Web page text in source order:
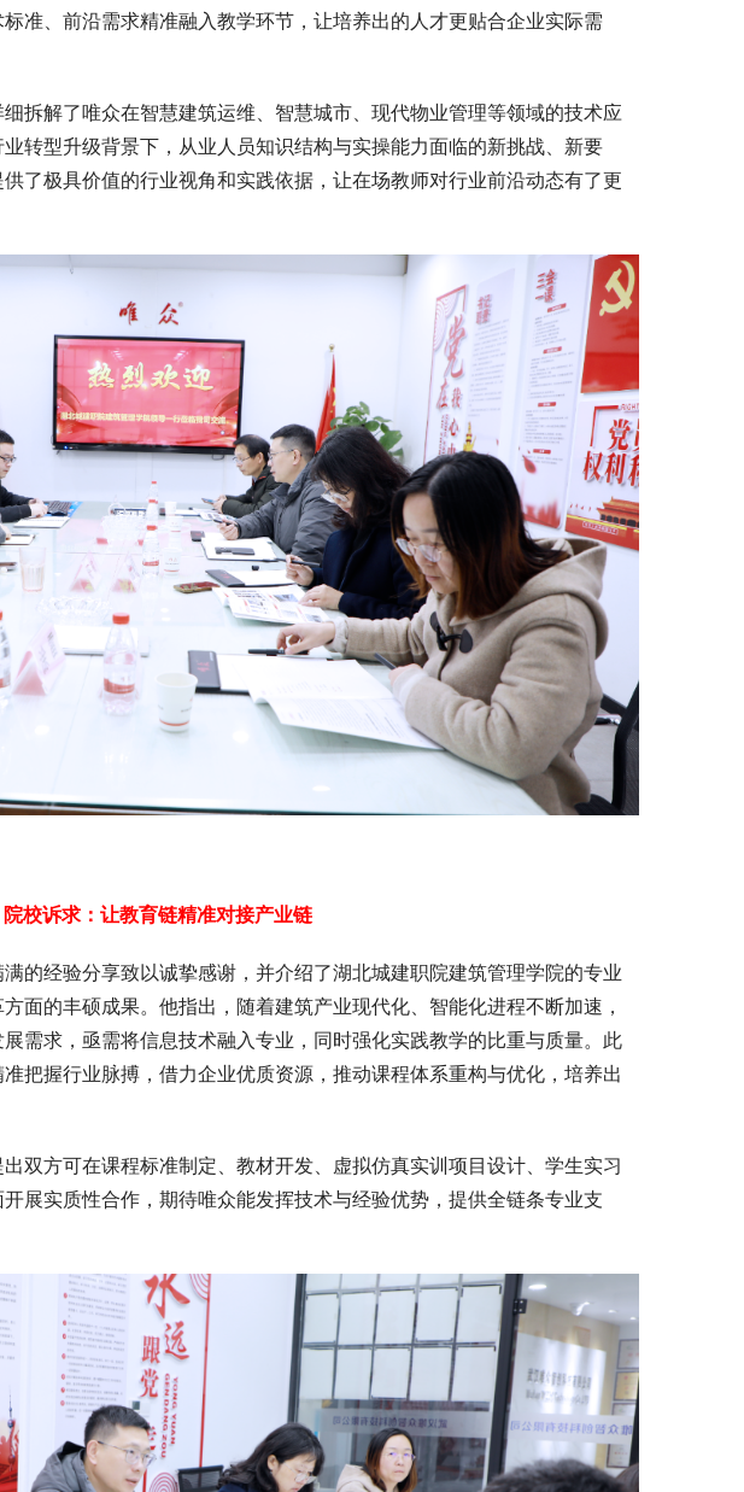
准、前沿需求精准融入教学环节，让培养出的人才更贴合企业实际需
拆解了唯众在智慧建筑运维、智慧城市、现代物业管理等领域的技术应
转型升级背景下，从业人员知识结构与实操能力面临的新挑战、新要
了极具价值的行业视角和实践依据，让在场教师对行业前沿动态有了更
院校诉求： 让教育链精准对接产业链
的经验分享致以诚挚感谢，并介绍了湖北城建职院建筑管理学院的专业
面的丰硕成果。他指出，随着建筑产业现代化、智能化进程不断加速，
需求，亟需将信息技术融入专业，同时强化实践教学的比重与质量。此
把握行业脉搏，借力企业优质资源，推动课程体系重构与优化，培养出
双方可在课程标准制定、教材开发、虚拟仿真实训项目设计、学生实习
展实质性合作，期待唯众能发挥技术与经验优势，提供全链条专业支